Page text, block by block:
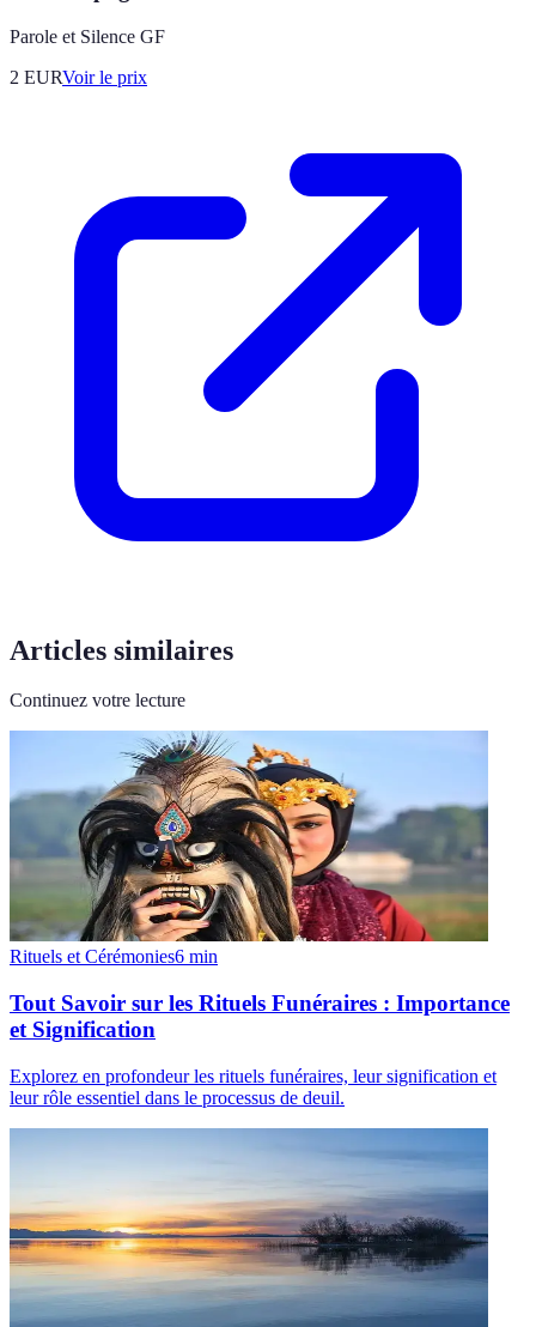
Parole et Silence GF
2 EURVoir le prix
Articles similaires
Continuez votre lecture
Rituels et Cérémonies6 min
Tout Savoir sur les Rituels Funéraires : Importance
et Signification
Explorez en profondeur les rituels funéraires, leur signification et
leur rôle essentiel dans le processus de deuil.